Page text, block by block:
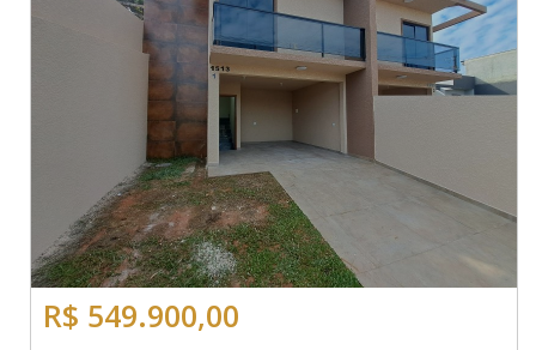
R$ 549.900,00